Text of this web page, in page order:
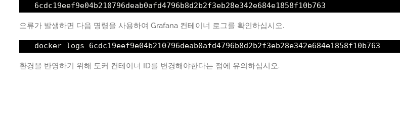
6cdc19eef9e04b210796deab0afd4796b8d2b2f3eb28e342e684e1858f10b763
오류가 발생하면 다음 명령을 사용하여 Grafana 컨테이너 로그를 확인하십시오.
docker logs 6cdc19eef9e04b210796deab0afd4796b8d2b2f3eb28e342e684e1858f10b763
환경을 반영하기 위해 도커 컨테이너 ID를 변경해야한다는 점에 유의하십시오.